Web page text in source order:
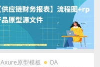
Axure原型模板 OA